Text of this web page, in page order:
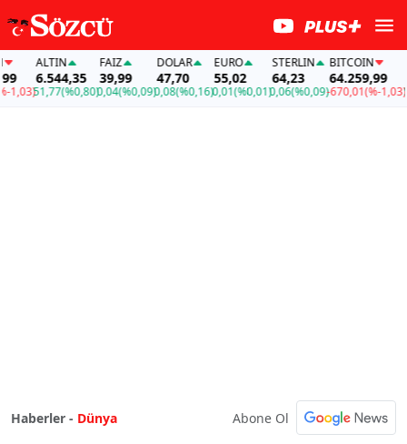
ALTIN
6.544,35
51,77(%0,80)
FAİZ
39,99
0,04(%0,09)
DOLAR
47,70
0,08(%0,16)
EURO
55,02
0,01(%0,01)
STERLIN
64,23
0,06(%0,09)
BITCOIN
64.259,99
-670,01(%-1,03)
Haberler - Dünya Abone Ol